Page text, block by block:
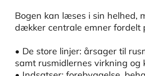
Bogen kan læses i sin helhed,
dækker centrale emner fordelt
• De store linjer: årsager til
samt rusmidlernes virkning og